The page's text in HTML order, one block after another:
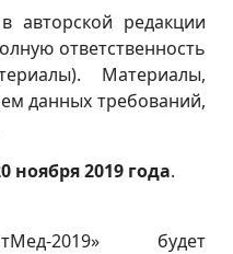
авторской редакции
ответственность
Материалы,
данных требований,
ноября 2019 года.
2019» будет